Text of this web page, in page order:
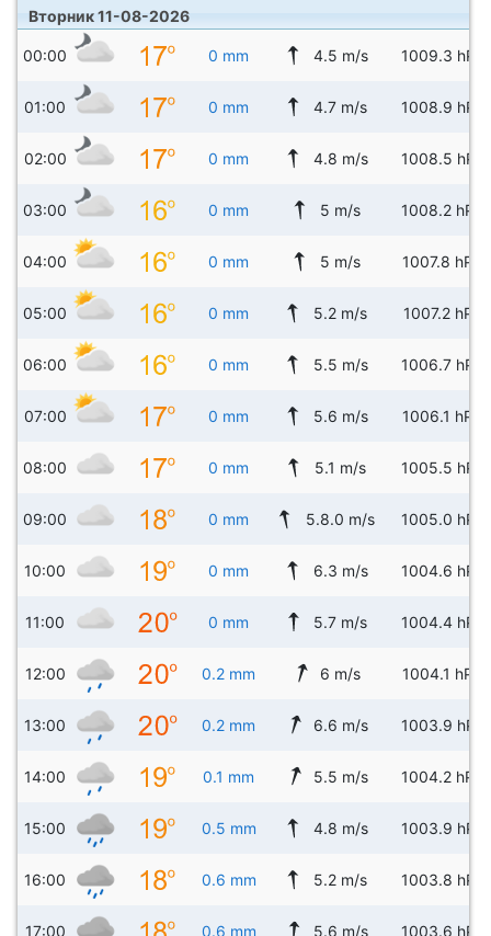
Вторник 11-08-2026
00:00 0 mm 4.5 m/s 1009.3 hPa
01:00 0 mm 4.7 m/s 1008.9 hPa
02:00 0 mm 4.8 m/s 1008.5 hPa
03:00 0 mm 5 m/s 1008.2 hPa
04:00 0 mm 5 m/s 1007.8 hPa
05:00 0 mm 5.2 m/s 1007.2 hPa
06:00 0 mm 5.5 m/s 1006.7 hPa
07:00 0 mm 5.6 m/s 1006.1 hPa
08:00 0 mm 5.1 m/s 1005.5 hPa
09:00 0 mm 5.8.0 m/s 1005.0 hPa
10:00 0 mm 6.3 m/s 1004.6 hPa
11:00 0 mm 5.7 m/s 1004.4 hPa
12:00 0.2 mm 6 m/s 1004.1 hPa
13:00 0.2 mm 6.6 m/s 1003.9 hPa
14:00 0.1 mm 5.5 m/s 1004.2 hPa
15:00 0.5 mm 4.8 m/s 1003.9 hPa
16:00 0.6 mm 5.2 m/s 1003.8 hPa
17:00 0.6 mm 5.6 m/s 1003.6 hPa